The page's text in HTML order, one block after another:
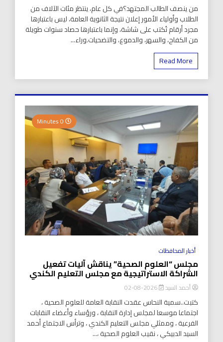
من ينصف الطالب المجتهد؟في كل عام، ينتظر مئات الآلاف من
الطلاب وأولياء الأمور إعلان نتيجة الثانوية العامة، ليس باعتبارها
مجرد أرقام تُكتب على شاشة، وإنما باعتبارها حصاد سنوات طويلة
من الكفاح، والسهر، والدموع، والتضحيات.وراء...
Read More
أخبار المحافظات
مجلس “العلوم الصحية” يناقش آليات تفعيل
الشراكة الاستراتيجية مع مجلس التعليم الكندي
أحمد السيد 2026-08-02
كتبت..سمية النحاس عقدت النقابة العامة للعلوم الصحية ،
اجتماعا موسعا لمجلس إدارة النقابة ، ورؤساء وأعضاء النقابات
الفرعية ، وممثلي مجلس التعليم الكندي ، وترأس الاجتماع أحمد
السيد الدبيكي ، نقيب العلوم الصحية ،...